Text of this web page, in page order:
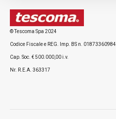
© Tescoma Spa 2024
Codice Fiscale e REG. Imp. BS n. 01873360984
Cap. Soc. € 500.000,00 i.v.
Nr. R.E.A. 363317